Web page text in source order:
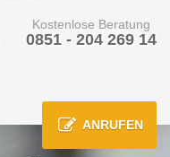
Kostenlose Beratung
0851 - 204 269 14
ANRUFEN